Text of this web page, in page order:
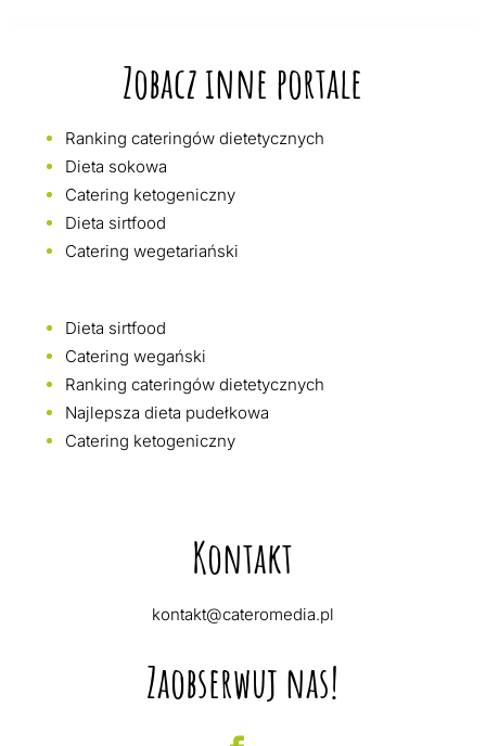
Zobacz inne portale
Ranking cateringów dietetycznych
Dieta sokowa
Catering ketogeniczny
Dieta sirtfood
Catering wegetariański
Dieta sirtfood
Catering wegański
Ranking cateringów dietetycznych
Najlepsza dieta pudełkowa
Catering ketogeniczny
Kontakt
kontakt@cateromedia.pl
Zaobserwuj nas!